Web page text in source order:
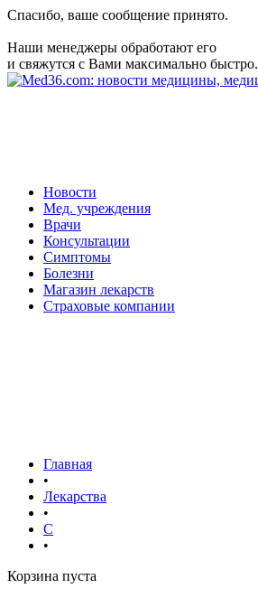
Спасибо, ваше сообщение принято.
Наши менеджеры обработают его
и свяжутся с Вами максимально быстро.
Новости
Мед. учреждения
Врачи
Консультации
Симптомы
Болезни
Магазин лекарств
Страховые компании
Главная
•
Лекарства
•
С
•
Корзина пуста